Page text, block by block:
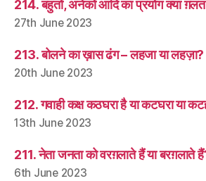
214. बहुतों, अनेकों आदि का प्रयोग क्या
27th June 2023
213. बोलने का ख़ास ढंग – लहजा या लहज़ा?
20th June 2023
212. गवाही कक्ष कठघरा है या कटघरा या
13th June 2023
211. नेता जनता को वरग़लाते हैं या बरग़लाते
6th June 2023